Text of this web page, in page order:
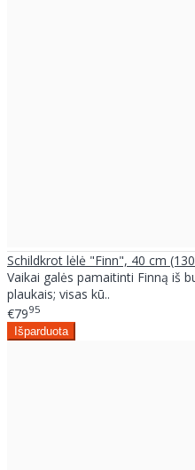
Schildkrot lėlė "Finn", 40 cm
Vaikai galės pamaitinti Finną iš
plaukais; visas kū..
€7995